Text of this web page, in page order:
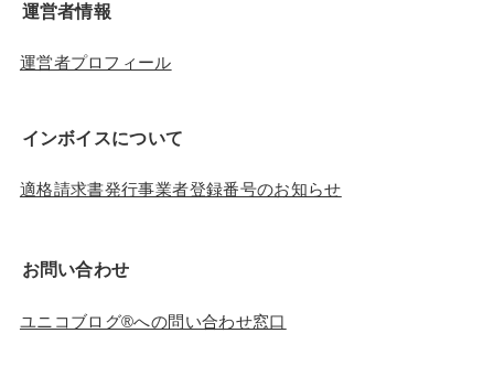
運営者情報
運営者プロフィール
インボイスについて
適格請求書発行事業者登録番号のお知らせ
お問い合わせ
ユニコブログ®︎への問い合わせ窓口